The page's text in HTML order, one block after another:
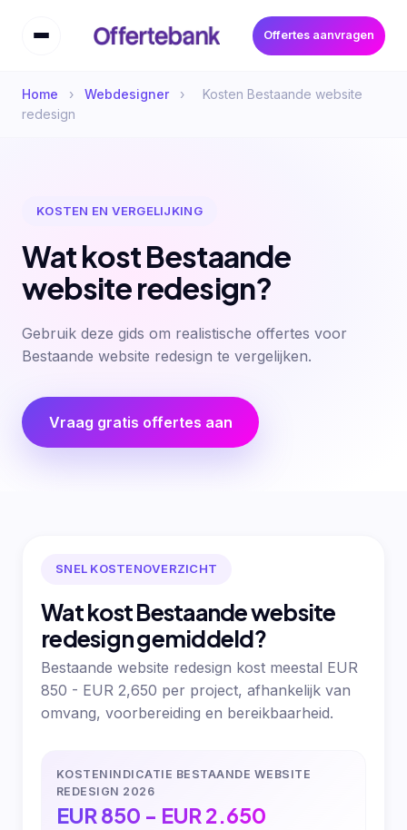
Offertes aanvragen
Home › Webdesigner ›
Kosten Bestaande website
redesign
KOSTEN EN VERGELIJKING
Wat kost Bestaande
website redesign?
Gebruik deze gids om realistische offertes voor
Bestaande website redesign te vergelijken.
Vraag gratis offertes aan
SNEL KOSTENOVERZICHT
Wat kost Bestaande website
redesign gemiddeld?
Bestaande website redesign kost meestal EUR
850 - EUR 2,650 per project, afhankelijk van
omvang, voorbereiding en bereikbaarheid.
KOSTENINDICATIE BESTAANDE WEBSITE
REDESIGN 2026
EUR 850 - EUR 2.650